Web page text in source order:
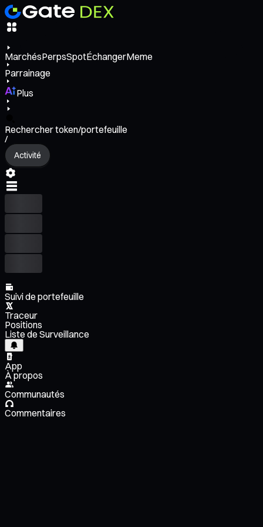
MarchésPerpsSpotÉchangerMeme
Parrainage
Plus
Rechercher token/portefeuille
/
Activité
Suivi de portefeuille
Traceur
Positions
Liste de Surveillance
App
À propos
Communautés
Commentaires